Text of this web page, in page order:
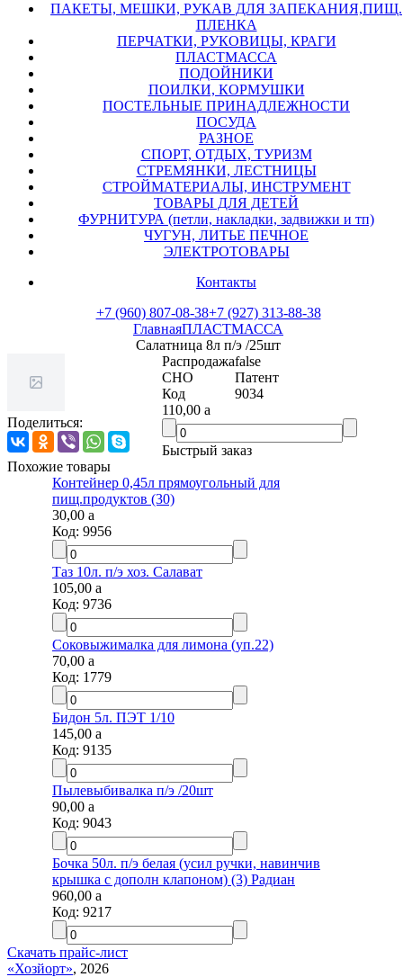
ПАКЕТЫ, МЕШКИ, РУКАВ ДЛЯ ЗАПЕКАНИЯ,ПИЩ.
ПЛЕНКА
ПЕРЧАТКИ, РУКОВИЦЫ, КРАГИ
ПЛАСТМАССА
ПОДОЙНИКИ
ПОИЛКИ, КОРМУШКИ
ПОСТЕЛЬНЫЕ ПРИНАДЛЕЖНОСТИ
ПОСУДА
РАЗНОЕ
СПОРТ, ОТДЫХ, ТУРИЗМ
СТРЕМЯНКИ, ЛЕСТНИЦЫ
СТРОЙМАТЕРИАЛЫ, ИНСТРУМЕНТ
ТОВАРЫ ДЛЯ ДЕТЕЙ
ФУРНИТУРА (петли, накладки, задвижки и тп)
ЧУГУН, ЛИТЬЕ ПЕЧНОЕ
ЭЛЕКТРОТОВАРЫ
Контакты
+7 (960) 807-08-38+7 (927) 313-88-38
ГлавнаяПЛАСТМАССА
Салатница 8л п/э /25шт
Поделиться:
Распродажаfalse
СНО
Патент
Код
9034
110,00a
Быстрый заказ
Похожие товары
Контейнер 0,45л прямоугольный для
пищ.продуктов (30)
30,00a
Код:9956
Таз 10л. п/э хоз. Салават
105,00a
Код:9736
Соковыжималка для лимона (уп.22)
70,00a
Код:1779
Бидон 5л. ПЭТ 1/10
145,00a
Код:9135
Пылевыбивалка п/э /20шт
90,00a
Код:9043
Бочка 50л. п/э белая (усил ручки, навинчив
крышка с дополн клапоном) (3) Радиан
960,00a
Код:9217
Скачать прайс-лист
«Хозйорт», 2026